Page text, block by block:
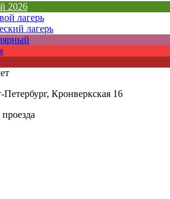
2026
лагерь
лагерь
Петербург, Кронверкская 16